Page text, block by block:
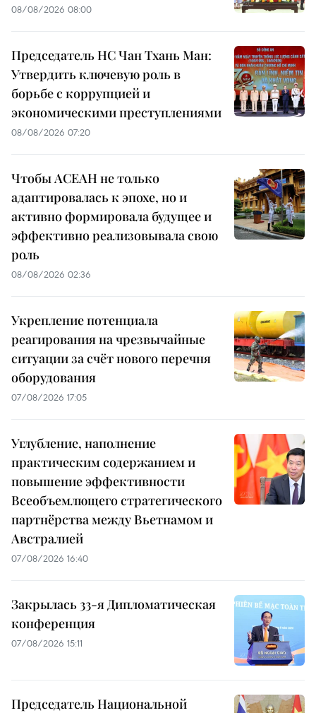
08/08/2026 08:00
Председатель НС Чан Тхань Ман:
Утвердить ключевую роль в
борьбе с коррупцией и
экономическими преступлениями
08/08/2026 07:20
Чтобы АСЕАН не только
адаптировалась к эпохе, но и
активно формировала будущее и
эффективно реализовывала свою
роль
08/08/2026 02:36
Укрепление потенциала
реагирования на чрезвычайные
ситуации за счёт нового перечня
оборудования
07/08/2026 17:05
Углубление, наполнение
практическим содержанием и
повышение эффективности
Всеобъемлющего стратегического
партнёрства между Вьетнамом и
Австралией
07/08/2026 16:40
Закрылась 33-я Дипломатическая
конференция
07/08/2026 15:11
Председатель Национальной